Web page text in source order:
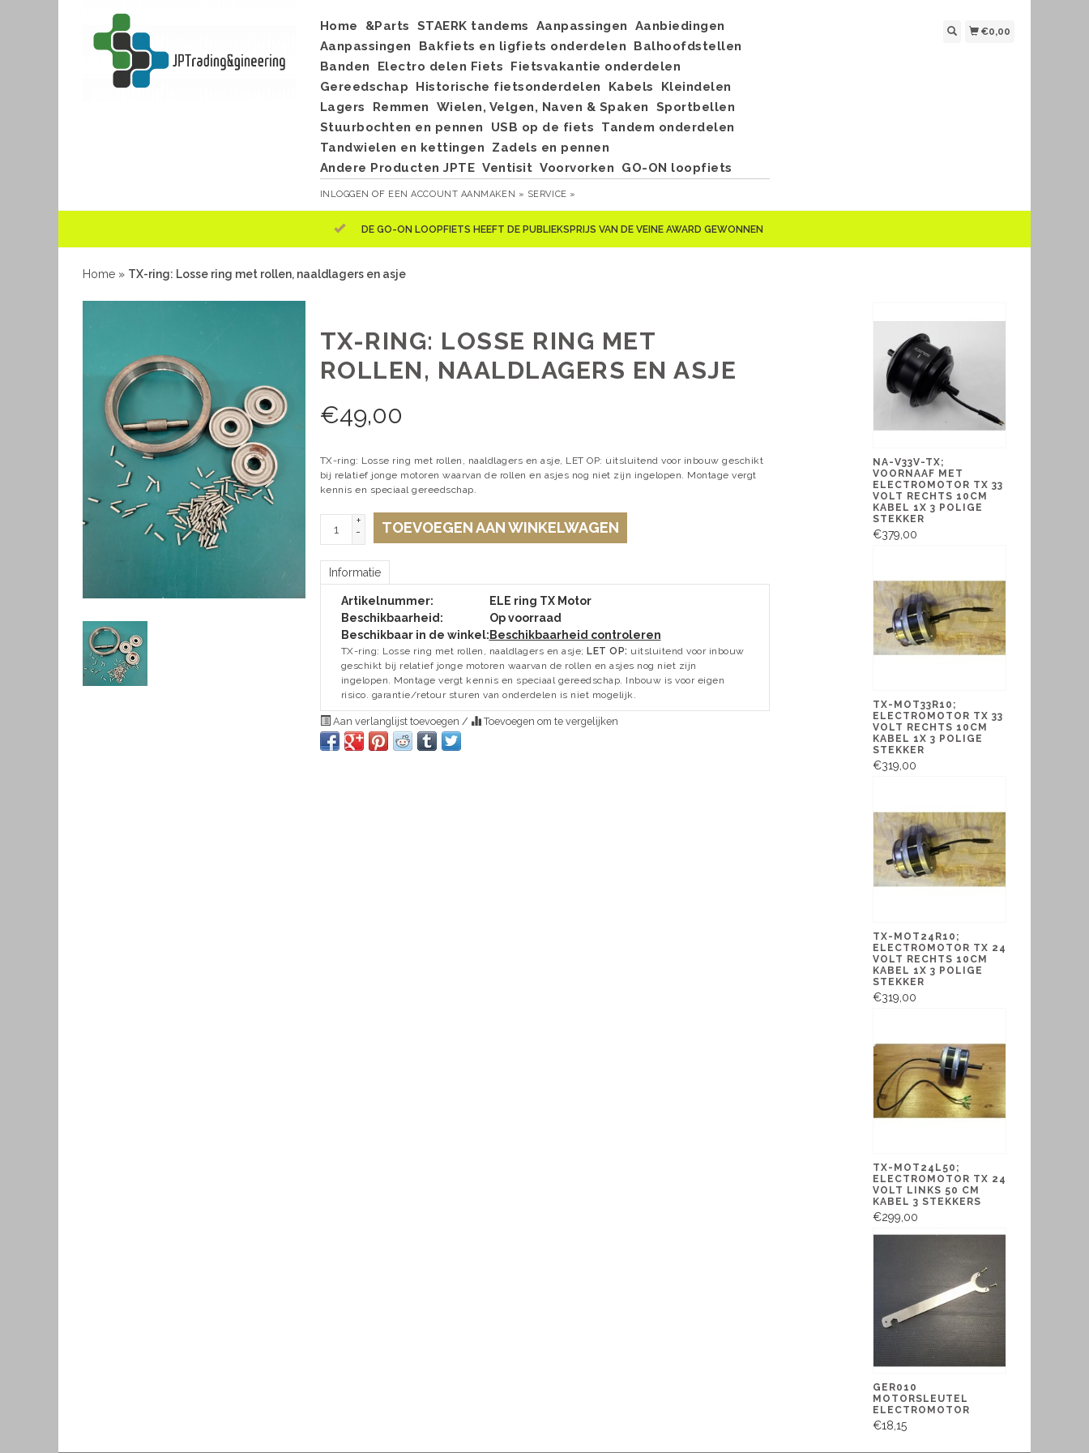
Home &Parts STAERK tandems Aanpassingen
Aanbiedingen
Aanpassingen
Bakfiets en ligfiets onderdelen
Balhoofdstellen
Banden
Electro delen Fiets
Fietsvakantie onderdelen
Gereedschap
Historische fietsonderdelen Kabels
Kleindelen
Lagers
Remmen Wielen, Velgen, Naven & Spaken
Sportbellen
Stuurbochten en pennen
USB op de fiets
Tandem onderdelen
Tandwielen en kettingen
Zadels en pennen
Andere Producten JPTE Ventisit Voorvorken GO-ON loopfiets
INLOGGEN OF EEN ACCOUNT AANMAKEN » SERVICE »
€0,00
DE GO-ON LOOPFIETS HEEFT DE PUBLIEKSPRIJS VAN DE VEINE AWARD GEWONNEN
Home » TX-ring: Losse ring met rollen, naaldlagers en asje
TX-RING: LOSSE RING MET
ROLLEN, NAALDLAGERS EN ASJE
€49,00
TX-ring: Losse ring met rollen, naaldlagers en asje, LET OP: uitsluitend voor inbouw geschikt
bij relatief jonge motoren waarvan de rollen en asjes nog niet zijn ingelopen. Montage vergt
kennis en speciaal gereedschap.
+
-
TOEVOEGEN AAN WINKELWAGEN
Informatie
Artikelnummer:
ELE ring TX Motor
Beschikbaarheid:
Op voorraad
Beschikbaar in de winkel: Beschikbaarheid controleren
TX-ring: Losse ring met rollen, naaldlagers en asje; LET OP: uitsluitend voor inbouw
geschikt bij relatief jonge motoren waarvan de rollen en asjes nog niet zijn
ingelopen. Montage vergt kennis en speciaal gereedschap. Inbouw is voor eigen
risico. garantie/retour sturen van onderdelen is niet mogelijk.
Aan verlanglijst toevoegen / Toevoegen om te vergelijken
NA-V33V-TX;
VOORNAAF MET
ELECTROMOTOR TX 33
VOLT RECHTS 10CM
KABEL 1X 3 POLIGE
STEKKER
€379,00
TX-MOT33R10;
ELECTROMOTOR TX 33
VOLT RECHTS 10CM
KABEL 1X 3 POLIGE
STEKKER
€319,00
TX-MOT24R10;
ELECTROMOTOR TX 24
VOLT RECHTS 10CM
KABEL 1X 3 POLIGE
STEKKER
€319,00
TX-MOT24L50;
ELECTROMOTOR TX 24
VOLT LINKS 50 CM
KABEL 3 STEKKERS
€299,00
GER010
MOTORSLEUTEL
ELECTROMOTOR
€18,15